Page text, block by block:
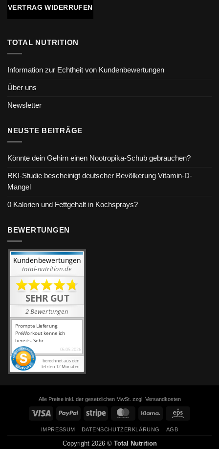
VERTRAG WIDERRUFEN
TOTAL NUTRITION
Information zur Echtheit von Kundenbewertungen
Über uns
Newsletter
NEUSTE BEITRÄGE
Könnte dein Gehirn einen Nootropika-Schub gebrauchen?
RKI-Studie bescheinigt deutscher Bevölkerung Vitamin-D-
Mangel
0 Kalorien und Fettgehalt in Kochsprays?
BEWERTUNGEN
Alle Preise inkl. der gesetzlichen MwSt. zzgl. Versandkosten
Visa PayPal Stripe MasterCard Klarna
IMPRESSUM DATENSCHUTZERKLÄRUNG AGB
Copyright 2026 © Total Nutrition